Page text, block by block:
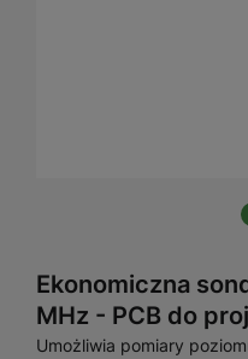
Ekonomiczna
MHz - PCB do
Umożliwia pomiary